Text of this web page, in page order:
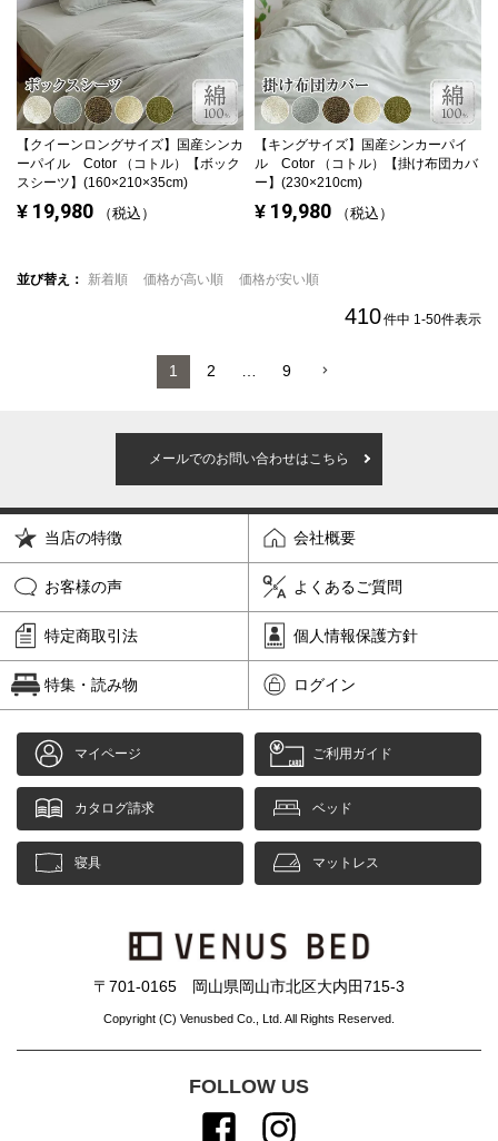
【クイーンロングサイズ】 国産シンカ
ーパイル Cotor （コトル）【ボック
スシーツ】(160×210×35cm)
¥ 19,980 税込
【キングサイズ】 国産シンカーパイ
ル Cotor （コトル）【掛け布団カバ
ー】(230×210cm)
¥ 19,980 税込
並び替え 新着順 価格が高い順 価格が安い順
410件中 1 -50件表示
1 2 9
メールでのお問い合わせはこちら
当店の特徴 会社概要
お客様の声 よくあるご質問
特定商取引法 個人情報保護方針
特集・読み物 ログイン
マイページ ご利用ガイド
カタログ請求 ベッド
寝具 マットレス
〒701-0165 岡山県岡山市北区大内田715-3
Copyright (C) Venusbed Co., Ltd. All Rights Reserved.
FOLLOW US